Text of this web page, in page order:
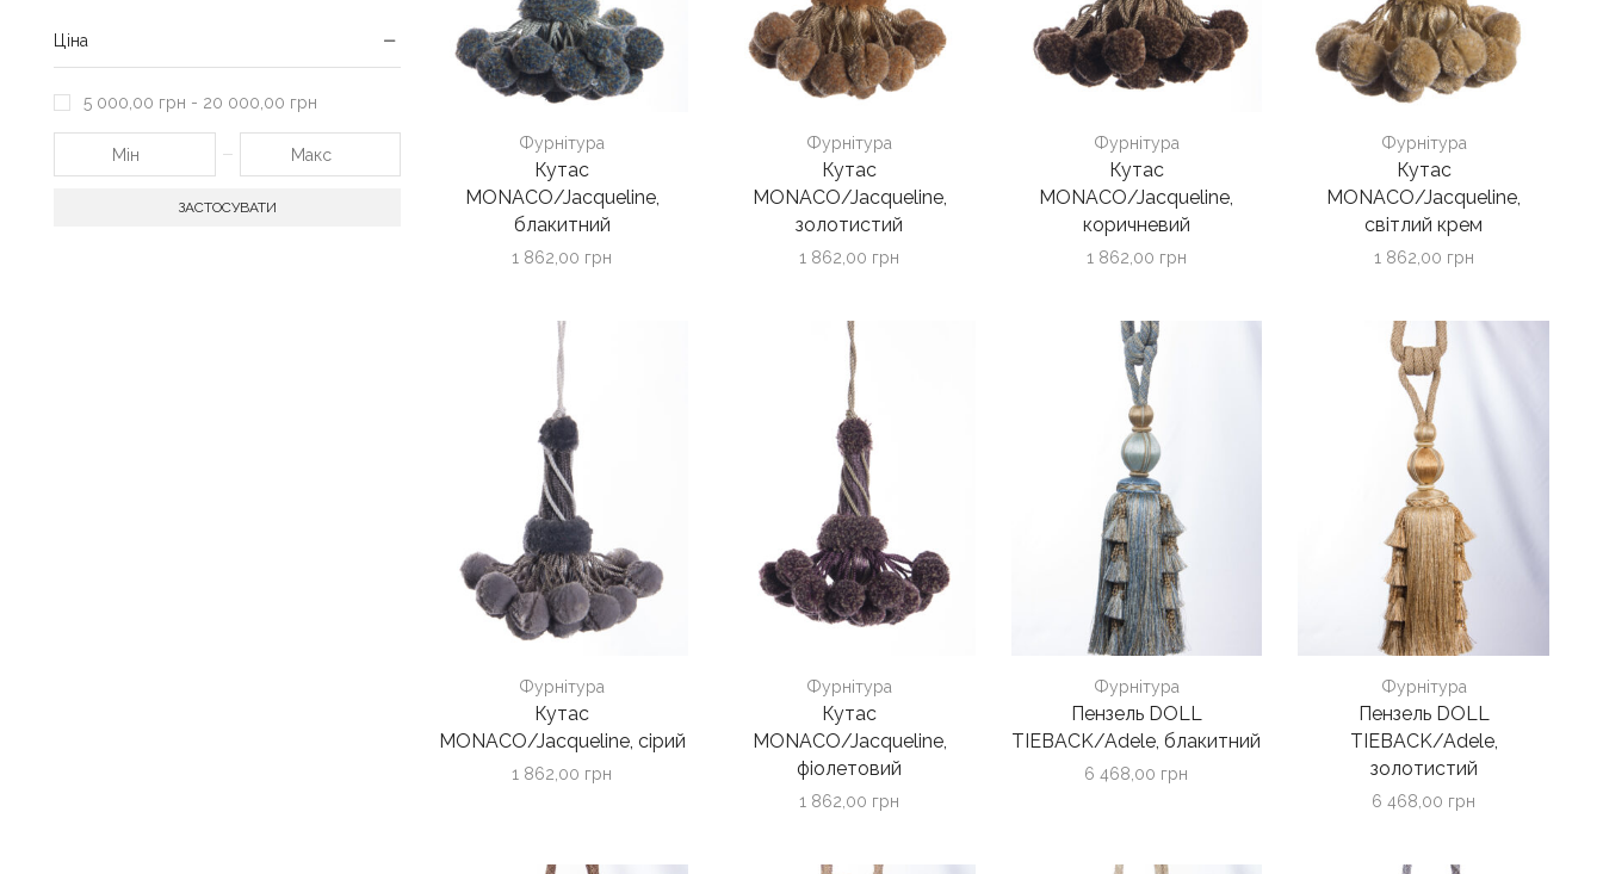
Фурнітура
Кутас
MONACO/Jacqueline,
блакитний
1 862,00 грн
Фурнітура
Кутас
MONACO/Jacqueline,
золотистий
1 862,00 грн
Фурнітура
Кутас
MONACO/Jacqueline,
коричневий
1 862,00 грн
Фурнітура
Кутас
MONACO/Jacqueline,
світлий крем
1 862,00 грн
Фурнітура
Кутас
MONACO/Jacqueline, сірий
1 862,00 грн
Фурнітура
Кутас
MONACO/Jacqueline,
фіолетовий
1 862,00 грн
Фурнітура
Пензель DOLL
TIEBACK/Adele, блакитний
6 468,00 грн
Фурнітура
Пензель DOLL
TIEBACK/Adele,
золотистий
6 468,00 грн
Ціна
5 000,00 грн - 20 000,00 грн
ЗАСТОСУВАТИ